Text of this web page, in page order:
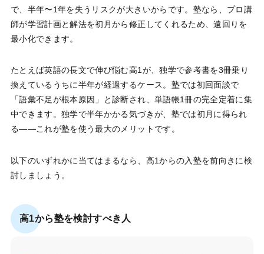
で、半年〜1年を失うリスクが大きいからです。塾なら、プロ講
師が学習計画と解法を初月から修正してくれるため、遠回りを
最小化できます。
たとえば英語の長文で伸び悩む高1が、独学で参考書を3冊乗り
換えているうちに半年が経過するケース。塾では初回面談で
「語彙不足が根本原因」と診断され、単語帳1冊の完全定着に集
中できます。独学で半年かかる気づきが、塾では初月に得られ
る——これが塾を使う最大のメリットです。
以下のいずれかに当てはまるなら、高1からの入塾を前向きに検
討しましょう。
高1から塾を検討すべき人